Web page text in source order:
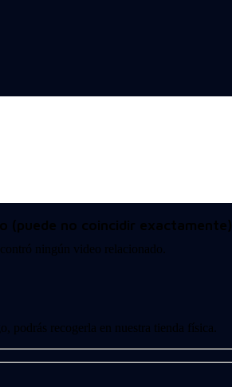
(puede no coincidir exactamente)
ningún video relacionado.
podrás recogerla en nuestra tienda física.